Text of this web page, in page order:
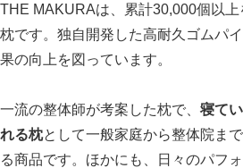
THE MAKURAは、累計30,000個以
枕です。独自開発した高耐久ゴムパ
果の向上を図っています。
一流の整体師が考案した枕で、 寝て
れる枕として一般家庭から整体院ま
る商品です。ほかにも、日々のパフ